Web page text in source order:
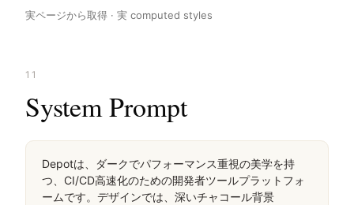
実ページから取得 · 実 computed styles
11
System Prompt
Depotは、ダークでパフォーマンス重視の美学を持
つ、CI/CD高速化のための開発者ツールプラットフォ
ームです。デザインでは、深いチャコール背景